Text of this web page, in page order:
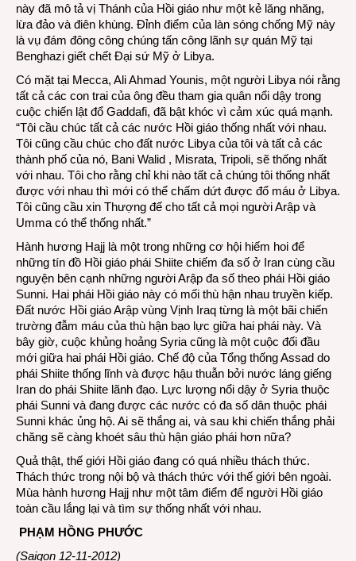
này đã mô tả vị Thánh của Hồi giáo như một kẻ lăng nhăng,
lừa đảo và điên khùng. Đỉnh điểm của làn sóng chống Mỹ này
là vụ đám đông công chúng tấn công lãnh sự quán Mỹ tại
Benghazi giết chết Đại sứ Mỹ ở Libya.
Có mặt tại Mecca, Ali Ahmad Younis, một người Libya nói rằng
tất cả các con trai của ông đều tham gia quân nổi dậy trong
cuộc chiến lật đổ Gaddafi, đã bật khóc vì cảm xúc quá mạnh.
“Tôi cầu chúc tất cả các nước Hồi giáo thống nhất với nhau.
Tôi cũng cầu chúc cho đất nước Libya của tôi và tất cả các
thành phố của nó, Bani Walid , Misrata, Tripoli, sẽ thống nhất
với nhau. Tôi cho rằng chỉ khi nào tất cả chúng tôi thống nhất
được với nhau thì mới có thể chấm dứt được đổ máu ở Libya.
Tôi cũng cầu xin Thượng đế cho tất cả mọi người Arập và
Umma có thể thống nhất.”
Hành hương Hajj là một trong những cơ hội hiếm hoi để
những tín đồ Hồi giáo phái Shiite chiếm đa số ở Iran cùng cầu
nguyện bên cạnh những người Arập đa số theo phái Hồi giáo
Sunni. Hai phái Hồi giáo này có mối thù hận nhau truyền kiếp.
Đất nước Hồi giáo Arập vùng Vịnh Iraq từng là một bãi chiến
trường đẫm máu của thù hận bạo lực giữa hai phái này. Và
bây giờ, cuộc khủng hoảng Syria cũng là một cuộc đối đầu
mới giữa hai phái Hồi giáo. Chế độ của Tổng thống Assad do
phái Shiite thống lĩnh và được hậu thuẫn bởi nước láng giếng
Iran do phái Shiite lãnh đạo. Lực lượng nổi dậy ở Syria thuộc
phái Sunni và đang được các nước có đa số dân thuộc phái
Sunni khác ủng hộ. Ai sẽ thắng ai, và sau khi chiến thắng phải
chăng sẽ càng khoét sâu thù hận giáo phái hơn nữa?
Quả thật, thế giới Hồi giáo đang có quá nhiều thách thức.
Thách thức trong nội bộ và thách thức với thế giới bên ngoài.
Mùa hành hương Hajj như một tâm điểm để người Hồi giáo
toàn cầu lắng lại và tìm sự thống nhất với nhau.
PHẠM HỒNG PHƯỚC
(Saigon 12-11-2012)